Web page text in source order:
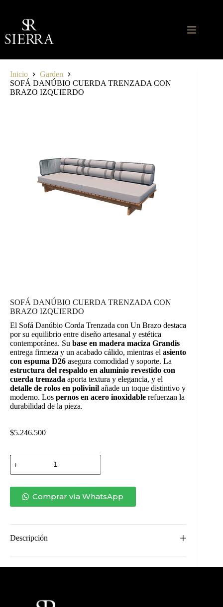
contenido
Inicio
Garden
SOFÁ DANÚBIO CUERDA TRENZADA CON
BRAZO IZQUIERDO
SOFÁ DANÚBIO CUERDA TRENZADA CON
BRAZO IZQUIERDO
El Sofá Danúbio Corda Trenzada con Un Brazo destaca
por su equilibrio entre diseño artesanal y estética
contemporánea. Su base en madera maciza Grandis
entrega firmeza y un acabado cálido, mientras el asiento
con espuma D26 asegura comodidad y soporte. La
estructura del respaldo en aluminio revestido con
cuerda trenzada aporta textura y elegancia, y el
detalle de rolos en polivinil añade un toque distintivo y
moderno. Los pernos en acero inoxidable refuerzan la
durabilidad de la pieza.
$5.246.500
SOFÁ
DANÚBIO
CUERDA
CON
BRAZO
IZQUIERDO
Comprar vía WhatsApp
Descripción